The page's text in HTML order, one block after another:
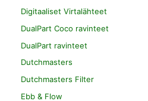
Digitaaliset Virtalähteet
DualPart Coco ravinteet
DualPart ravinteet
Dutchmasters
Dutchmasters Filter
Ebb & Flow